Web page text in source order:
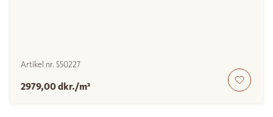
Artikel nr. 550227
2979,00 dkr./m²